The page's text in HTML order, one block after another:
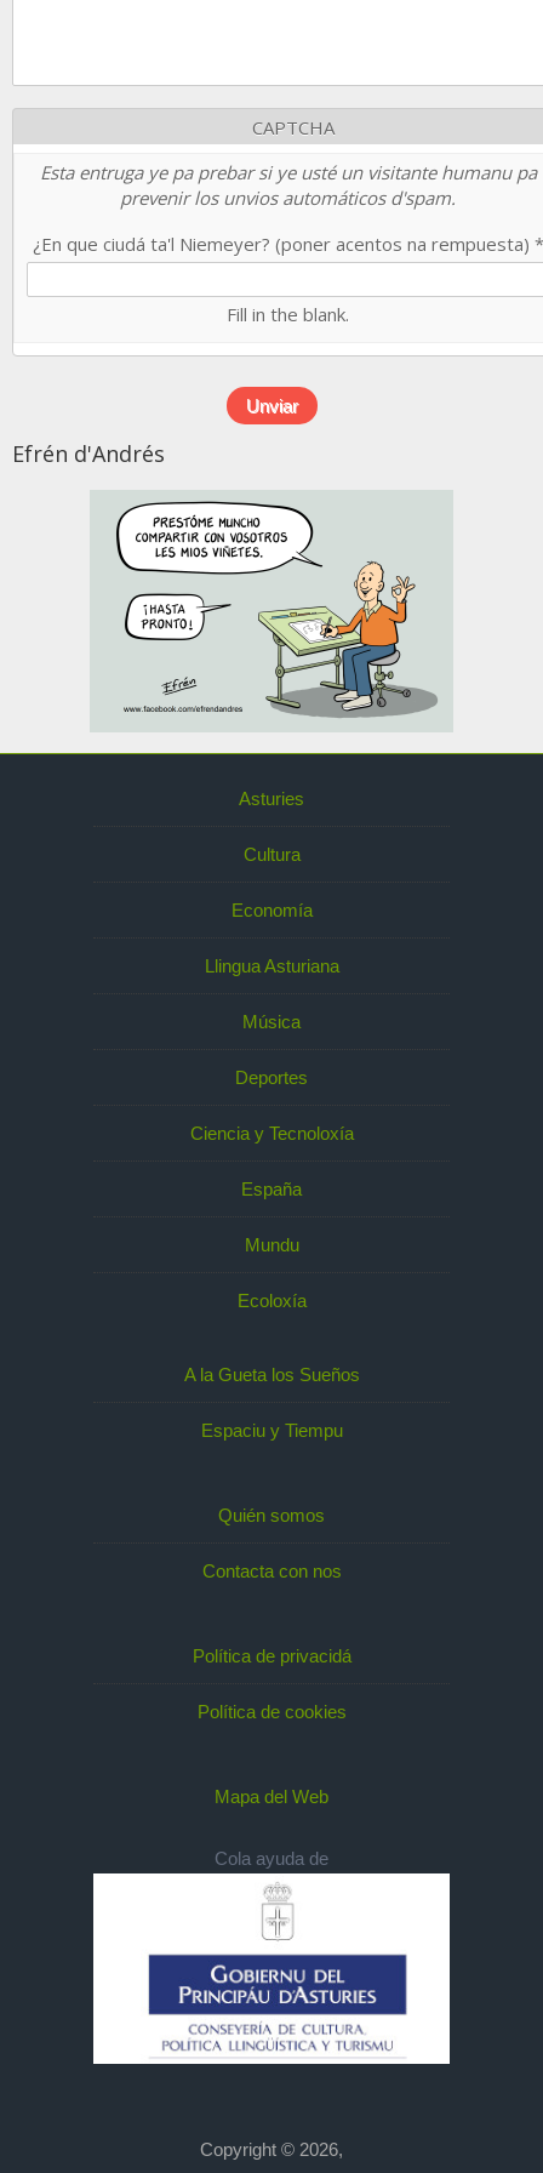
CAPTCHA
Esta entruga ye pa prebar si ye usté un visitante humanu pa
prevenir los unvios automáticos d'spam.
¿En que ciudá ta'l Niemeyer? (poner acentos na rempuesta) *
Fill in the blank.
Efrén d'Andrés
Asturies
Cultura
Economía
Llingua Asturiana
Música
Deportes
Ciencia y Tecnoloxía
España
Mundu
Ecoloxía
A la Gueta los Sueños
Espaciu y Tiempu
Quién somos
Contacta con nos
Política de privacidá
Política de cookies
Mapa del Web
Cola ayuda de
Copyright © 2026,